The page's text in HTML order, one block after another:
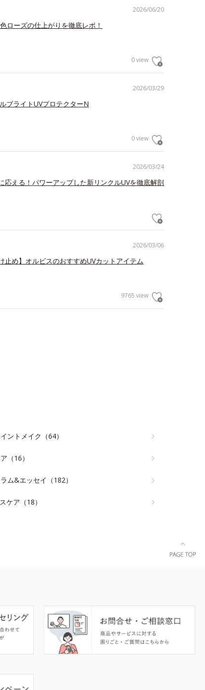
2026/06/20
ローズの仕上がりを徹底レポ！
0 view
2026/03/29
ブライトUVプロテクターN
0 view
2026/03/24
応える！パワーアップした新リンクルUVを徹底解剖
2026/03/06
止め】オルビスのおすすめUVカットアイテム
9765 view
ントメイク（64）
（16）
ム&エッセイ（182）
ケア（18）